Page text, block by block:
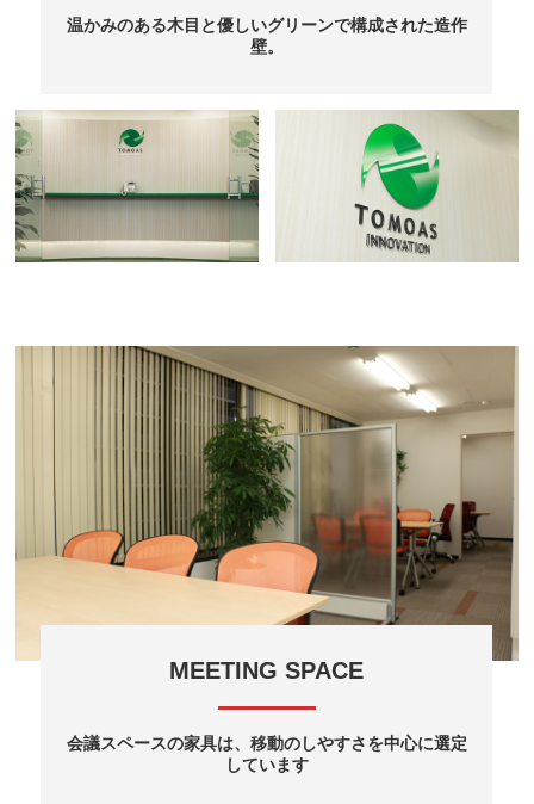
温かみのある木目と優しいグリーンで構成された造作
壁。
MEETING SPACE
会議スペースの家具は、移動のしやすさを中心に選定
しています